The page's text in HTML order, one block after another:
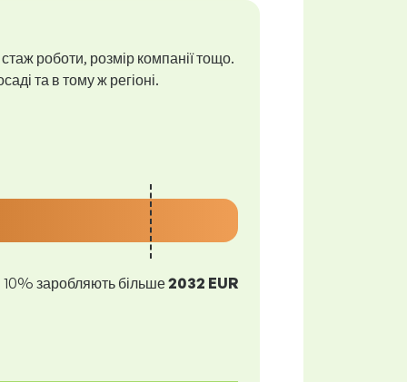
роботи, розмір компанії тощо.
та в тому ж регіоні.
10% заробляють більше2032 EUR